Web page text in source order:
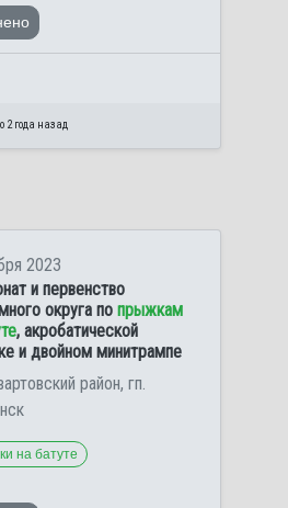
2 года назад
2023
и первенство
округа по прыжкам
, акробатической
и двойном минитрампе
район, гп.
на батуте